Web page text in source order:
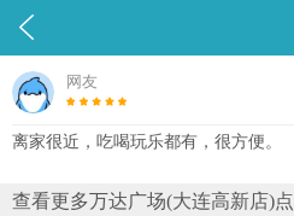

网友
离家很近，吃喝玩乐都有，很方便。
查看更多万达广场(大连高新店)